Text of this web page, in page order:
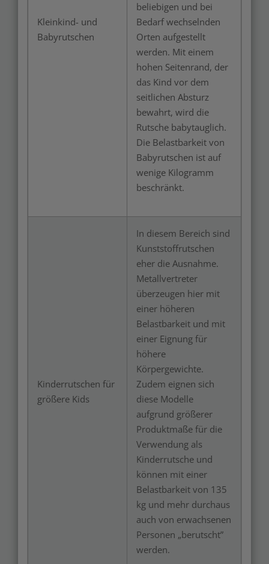
Kleinkind- und
Babyrutschen
beliebigen und bei
Bedarf wechselnden
Orten aufgestellt
werden. Mit einem
hohen Seitenrand, der
das Kind vor dem
seitlichen Absturz
bewahrt, wird die
Rutsche babytauglich.
Die Belastbarkeit von
Babyrutschen ist auf
wenige Kilogramm
beschränkt.
Kinderrutschen für
größere Kids
In diesem Bereich sind
Kunststoffrutschen
eher die Ausnahme.
Metallvertreter
überzeugen hier mit
einer höheren
Belastbarkeit und mit
einer Eignung für
höhere
Körpergewichte.
Zudem eignen sich
diese Modelle
aufgrund größerer
Produktmaße für die
Verwendung als
Kinderrutsche und
können mit einer
Belastbarkeit von 135
kg und mehr durchaus
auch von erwachsenen
Personen „berutscht”
werden.